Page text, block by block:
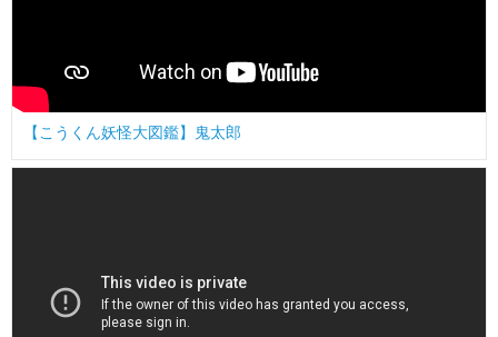
【こうくん妖怪大図鑑】鬼太郎